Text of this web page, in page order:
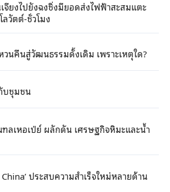
จียงไปยังฉงชิ่งมียอดส่งไฟฟ้าสะสมแตะ
วัตต์-ชั่วโมง
นคืนสู่วัฒนธรรมดั้งเดิม เพราะเหตุใด?
บชุมชน
ฑลเหอเป่ย์ ผลักดัน เศรษฐกิจหิมะและน้ำ
ประสบความสำเร็จใหม่หลายด้าน